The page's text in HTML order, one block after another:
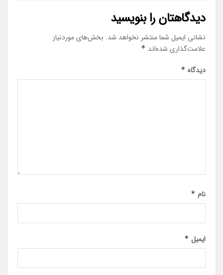
دیدگاهتان را بنویسید
نشانی ایمیل شما منتشر نخواهد شد. بخش‌های موردنیاز
علامت‌گذاری شده‌اند *
دیدگاه *
نام *
ایمیل *